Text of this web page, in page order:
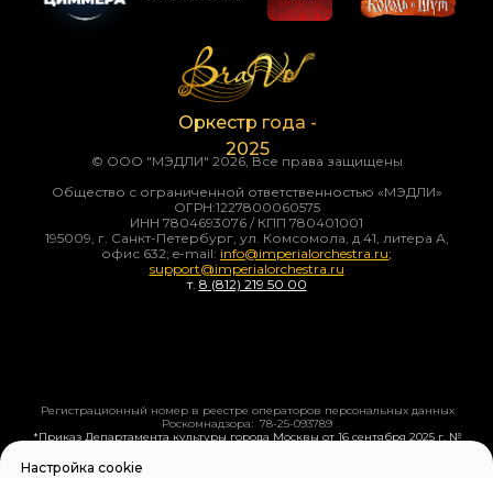
© ООО "МЭДЛИ" 2026, Все права защищены
Общество с ограниченной ответственностью «МЭДЛИ»
ОГРН:1227800060575
ИНН 7804693076 / КПП 780401001
195009, г. Санкт-Петербург, ул. Комсомола, д.41, литера А,
офис 632; e-mail: info@imperialorchestra.ru;
support@imperialorchestra.ru
т. 8 (812) 219 50 00
Регистрационный номер в реестре операторов персональных данных
Роскомнадзора: 78-25-093789
*Приказ Департамента культуры города Москвы от 16 сентября 2025 г. №
культуры, проводимых в подведомственных Департаменту культуры
Оркестр года -
2025
Настройка cookie